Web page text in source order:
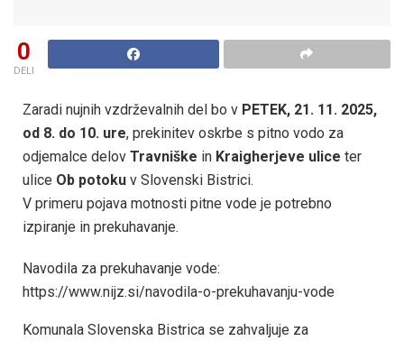
0
DELI
Zaradi nujnih vzdrževalnih del bo v PETEK, 21. 11. 2025,
od 8. do 10. ure, prekinitev oskrbe s pitno vodo za
odjemalce delov Travniške in Kraigherjeve ulice ter
ulice Ob potoku v Slovenski Bistrici.
V primeru pojava motnosti pitne vode je potrebno
izpiranje in prekuhavanje.
Navodila za prekuhavanje vode:
https://www.nijz.si/navodila-o-prekuhavanju-vode
Komunala Slovenska Bistrica se zahvaljuje za